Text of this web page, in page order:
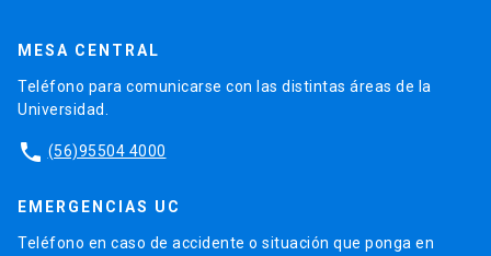
MESA CENTRAL
Teléfono para comunicarse con las distintas áreas de la
Universidad.
phone (56)95504 4000
EMERGENCIAS UC
Teléfono en caso de accidente o situación que ponga en